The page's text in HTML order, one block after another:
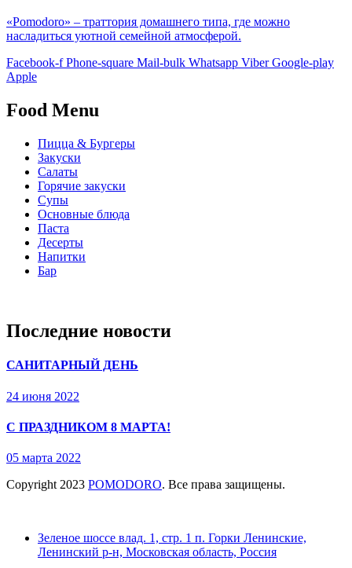
«Pomodoro» – траттория домашнего типа, где можно
насладиться уютной семейной атмосферой.
Facebook-f Phone-square Mail-bulk Whatsapp Viber Google-play
Apple
Food Menu
Пицца & Бургеры
Закуски
Салаты
Горячие закуски
Супы
Основные блюда
Паста
Десерты
Напитки
Бар
Последние новости
САНИТАРНЫЙ ДЕНЬ
24 июня 2022
С ПРАЗДНИКОМ 8 МАРТА!
05 марта 2022
Copyright 2023 POMODORO. Все права защищены.
Зеленое шоссе влад. 1, стр. 1 п. Горки Ленинские,
Ленинский р-н, Московская область, Россия